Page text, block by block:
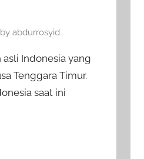
by abdurrosyid
Indonesia yang
Tenggara Timur.
saat ini